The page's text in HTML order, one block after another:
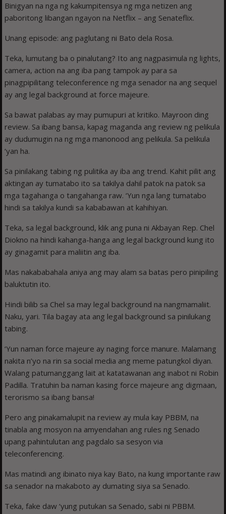
Binigyan na nga ng kakumpitensya ng mga netizen ang
paboritong libangan ngayon na Netflix – ang Senateflix.
Unang episode: ang paglutang ni Bato dela Rosa.
Teka, lumutang ba o pinalutang? Ito ang nagpasimula ng lights,
camera, action na ang iba pang tampok ay para sa
pinagpipilitang teleconference ng mga senador na ang sequel
ay ang legal background at force majeure.
Sa bawat palabas ay may pumupuri at kritiko. Mayroon ding
review. Sa ibang bansa, kapag maganda ang review ng pelikula
ay dudumugin na ng mga manonood ang pelikula. Sa pelikula
‘yan ha.
Sa pinilakang tabing ng pulitika ay iba ang trend. Kahit pilit ang
aktingan ay tumatabo ito sa takilya dahil patok na patok sa
mga tagahanga o tangahanga raw. ‘Yun nga lang tumatabo
hindi sa takilya kundi sa kababawan at kahihiyan.
Teka, sa legal background, klik ang puna ni Akbayan Rep. Chel
Diokno na hindi kahanga-hanga ang legal background kung ito
ay ginagamit para maliitin ang iba.
Mas nakababahala aniya ang may alam sa batas pero pinipiling
baluktutin ito.
Hindi bilib sa Chel sa may legal background na nangmamaliit.
Naku, yari. Tila bagay ata ang legal background sa pinilukang
tabing.
‘Yun naman force majeure ay naging force manure. Malamang
nakita n’yo na rin sa social media ang meme patungkol diyan.
Walang patumanggang lait at katatawanan ang inabot ni Robin
Padilla. Tratuhin ba naman kasing force majeure ang digmaan,
terorismo sa ibang bansa!
Pero ang pinakamalupit na review ay mula kay PBBM, na
tinabla ang mosyon na amyendahan ang rules ng Senado
upang pahintulutan ang pagdalo sa sesyon via
teleconferencing.
Mas matindi ang ibinato niya kay Bato, na kung importante raw
sa senador na makaboto ay dumating siya sa Senado.
Teka, fake daw ‘yung putukan sa Senado, sabi ni PBBM.